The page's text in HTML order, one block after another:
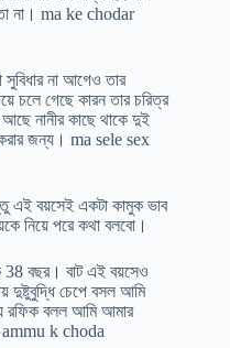
না। ma ke chodar
সুবিধার না আগেও তার
চলে গেছে কারন তার চরিত্র
নানীর কাছে থাকে দুই
করার জন্য। ma sele sex
এই বয়সেই একটা কামুক ভাব
নিয়ে পরে কথা বলবো।
38 বছর। বাট এই বয়সেও
দুষ্টুবুদ্ধি চেপে বসল আমি
রফিক বলল আমি আমার
ammu k choda